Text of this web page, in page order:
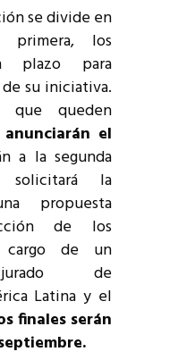
se divide en
los
plazo para
su iniciativa.
que queden
anunciarán el
a la segunda
la
propuesta
de los
cargo de un
jurado de
Latina y el
finales serán